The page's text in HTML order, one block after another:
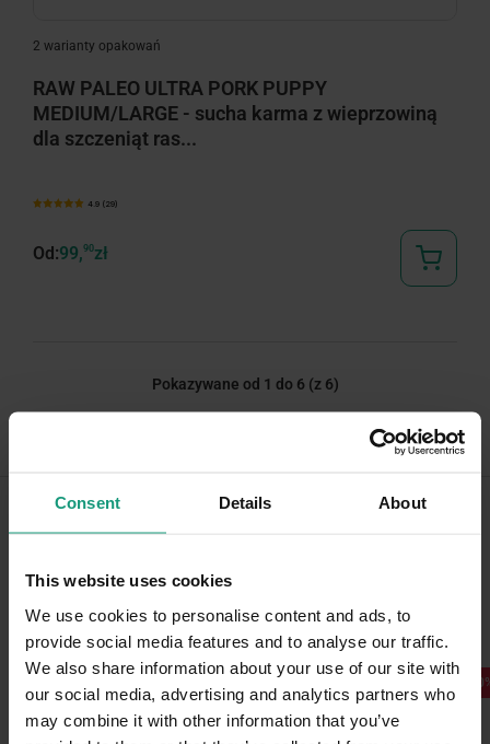
Consent Details About
This website uses cookies
We use cookies to personalise content and ads, to
provide social media features and to analyse our traffic.
We also share information about your use of our site with
our social media, advertising and analytics partners who
may combine it with other information that you’ve
2 warianty opakowań
RAW PALEO ULTRA PORK PUPPY
MEDIUM/LARGE - sucha karma z wieprzowiną
dla szczeniąt ras...
4.9 (29)
Od:99,90zł
Pokazywane od 1 do 6 (z 6)
Skóra i sierść w najlepszej
formie
-